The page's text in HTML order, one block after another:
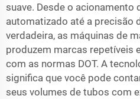
suave. Desde o acionamento
automatizado até a precisão
verdadeira, as máquinas de
produzem marcas repetíveis
com as normas DOT. A
significa que você pode
seus volumes de tubos com